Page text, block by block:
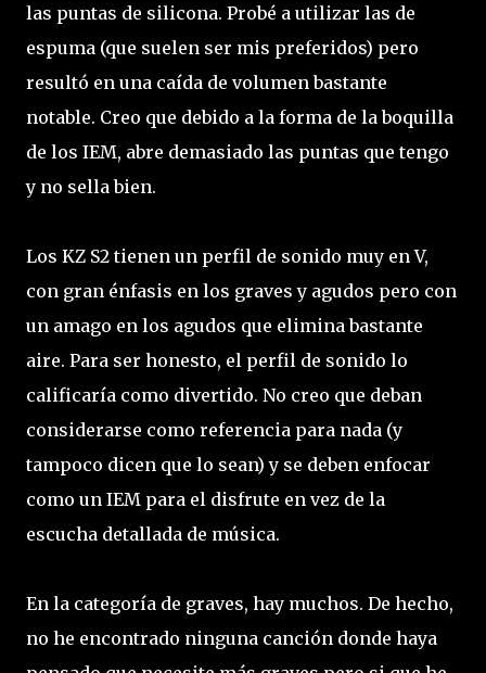
las puntas de silicona. Probé a utilizar las de
espuma (que suelen ser mis preferidos) pero
resultó en una caída de volumen bastante
notable. Creo que debido a la forma de la boquilla
de los IEM, abre demasiado las puntas que tengo
y no sella bien.
Los KZ S2 tienen un perfil de sonido muy en V,
con gran énfasis en los graves y agudos pero con
un amago en los agudos que elimina bastante
aire. Para ser honesto, el perfil de sonido lo
calificaría como divertido. No creo que deban
considerarse como referencia para nada (y
tampoco dicen que lo sean) y se deben enfocar
como un IEM para el disfrute en vez de la
escucha detallada de música.
En la categoría de graves, hay muchos. De hecho,
no he encontrado ninguna canción donde haya